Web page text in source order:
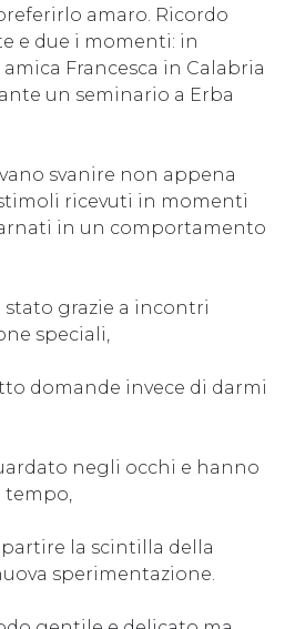
amaro. Ricordo
e due i momenti: in
Francesca in Calabria
un seminario a Erba
svanire non appena
ricevuti in momenti
in un comportamento
stato grazie a incontri
speciali,
domande invece di darmi
negli occhi e hanno
la scintilla della
sperimentazione.